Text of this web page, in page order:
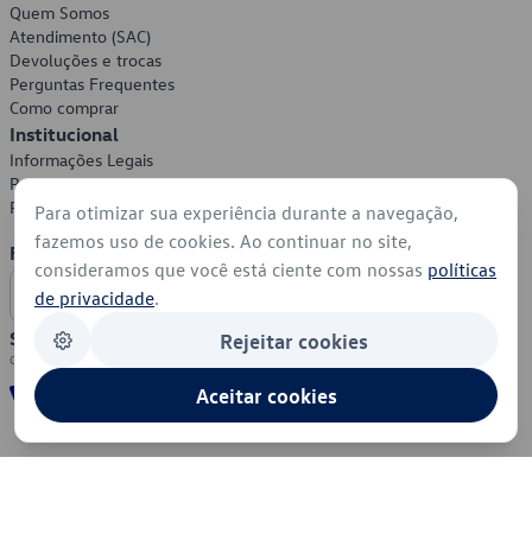
Quem Somos
Atendimento (SAC)
Devoluções e trocas
Perguntas Frequentes
Como comprar
Institucional
Informações Legais
Política de Privacidade
Política de Cookies
Formas de Pagamento
Segurança
Para otimizar sua experiência durante a navegação,
fazemos uso de cookies. Ao continuar no site,
consideramos que você está ciente com nossas políticas
de privacidade.
Rejeitar cookies
Aceitar cookies